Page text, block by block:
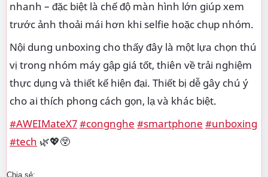
nhanh – đặc biệt là chế độ màn hình lớn giúp xem
trước ảnh thoải mái hơn khi selfie hoặc chụp nhóm.
Nội dung unboxing cho thấy đây là một lựa chọn thú
vị trong nhóm máy gập giá tốt, thiên về trải nghiệm
thực dụng và thiết kế hiện đại. Thiết bị dễ gây chú ý
cho ai thích phong cách gọn, lạ và khác biệt.
#AWEIMateX7#congnghe #smartphone #unboxing
#tech 🌿💖😲